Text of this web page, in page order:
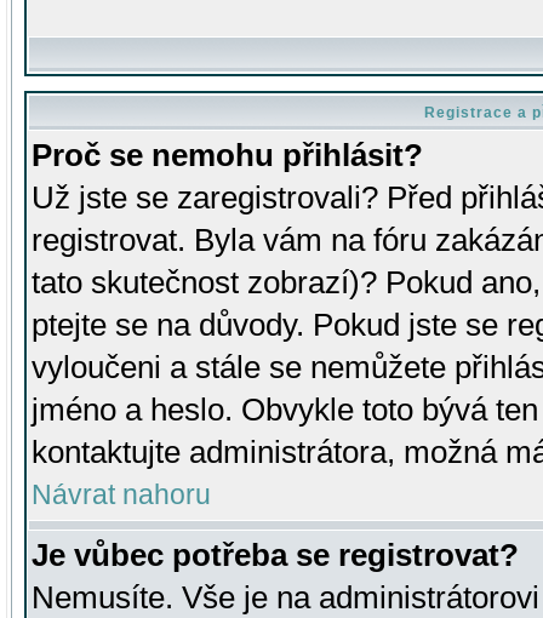
Registrace a
Proč se nemohu přihlásit?
Už jste se zaregistrovali? Před
registrovat. Byla vám na fóru
tato skutečnost zobrazí)? Pokud
ptejte se na důvody. Pokud jste se
vyloučeni a stále se nemůžete
jméno a heslo. Obvykle toto bývá
kontaktujte administrátora, možná
Návrat nahoru
Je vůbec potřeba se registrovat?
Nemusíte. Vše je na